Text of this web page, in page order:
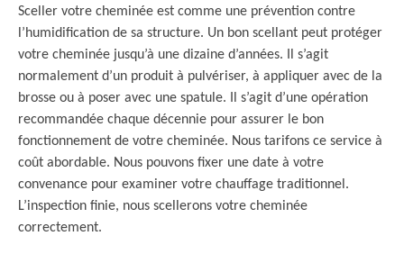
Sceller votre cheminée est comme une prévention contre
l’humidification de sa structure. Un bon scellant peut protéger
votre cheminée jusqu’à une dizaine d’années. Il s’agit
normalement d’un produit à pulvériser, à appliquer avec de la
brosse ou à poser avec une spatule. Il s’agit d’une opération
recommandée chaque décennie pour assurer le bon
fonctionnement de votre cheminée. Nous tarifons ce service à
coût abordable. Nous pouvons fixer une date à votre
convenance pour examiner votre chauffage traditionnel.
L’inspection finie, nous scellerons votre cheminée
correctement.